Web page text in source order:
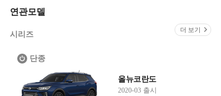
연관모델
시리즈
더 보기
단종
올뉴코란도
2020-03 출시